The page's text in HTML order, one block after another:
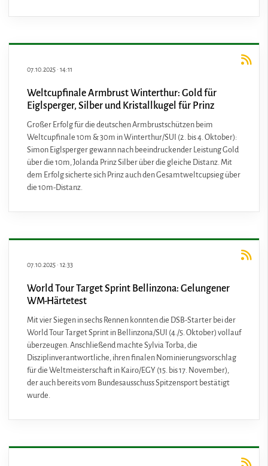
07.10.2025 · 14:11
Weltcupfinale Armbrust Winterthur: Gold für
Eiglsperger, Silber und Kristallkugel für Prinz
Großer Erfolg für die deutschen Armbrustschützen beim
Weltcupfinale 10m & 30m in Winterthur/SUI (2. bis 4. Oktober):
Simon Eiglsperger gewann nach beeindruckender Leistung Gold
über die 10m, Jolanda Prinz Silber über die gleiche Distanz. Mit
dem Erfolg sicherte sich Prinz auch den Gesamtweltcupsieg über
die 10m-Distanz.
07.10.2025 · 12:33
World Tour Target Sprint Bellinzona: Gelungener
WM-Härtetest
Mit vier Siegen in sechs Rennen konnten die DSB-Starter bei der
World Tour Target Sprint in Bellinzona/SUI (4./5. Oktober) vollauf
überzeugen. Anschließend machte Sylvia Torba, die
Disziplinverantwortliche, ihren finalen Nominierungsvorschlag
für die Weltmeisterschaft in Kairo/EGY (15. bis 17. November),
der auch bereits vom Bundesausschuss Spitzensport bestätigt
wurde.